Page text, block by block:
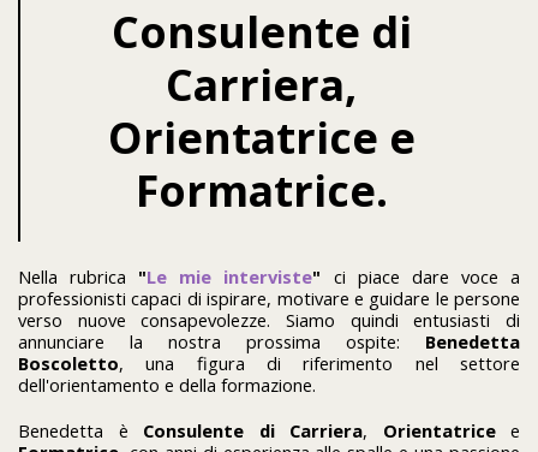
Consulente di
Carriera,
Orientatrice e
Formatrice.
Nella rubrica "Le mie interviste" ci piace dare voce a
professionisti capaci di ispirare, motivare e guidare le persone
verso nuove consapevolezze. Siamo quindi entusiasti di
annunciare la nostra prossima ospite: Benedetta
Boscoletto, una figura di riferimento nel settore
dell'orientamento e della formazione.
Benedetta è Consulente di Carriera, Orientatricee